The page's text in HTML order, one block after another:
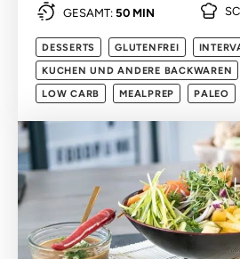
GESAMT: 50 MIN
DESSERTS GLUTENFREI
KUCHEN UND ANDERE BACKWAREN
LOW CARB
MEALPREP PALEO